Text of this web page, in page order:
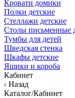
Кровати домики
Полки детские
Стеллажи детские
Столы письменные
Тумбы для детей
Шведская стенка
Шкафы детские
Ящики и короба
Кабинет
Назад
Каталог/Кабинет